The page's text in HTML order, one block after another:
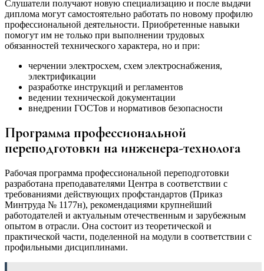
Слушатели получают новую специализацию и после выдачи
диплома могут самостоятельно работать по новому профилю
профессиональной деятельности. Приобретенные навыки
помогут им не только при выполнении трудовых
обязанностей технического характера, но и при:
черчении электросхем, схем электроснабжения,
электрификации
разработке инструкций и регламентов
ведении технической документации
внедрении ГОСТов и нормативов безопасности
Программа профессиональной
переподготовки на инженера-технолога
Рабочая программа профессиональной переподготовки
разработана преподавателями Центра в соответствии с
требованиями действующих профстандартов (Приказ
Минтруда № 1177н), рекомендациями крупнейший
работодателей и актуальным отечественным и зарубежным
опытом в отрасли. Она состоит из теоретической и
практической части, поделенной на модули в соответствии с
профильными дисциплинами.